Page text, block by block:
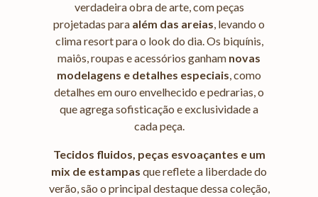
verdadeira obra de arte, com peças
projetadas para além das areias , levando o
clima resort para o look do dia. Os biquínis,
maiôs, roupas e acessórios ganham novas
modelagens e detalhes especiais , como
detalhes em ouro envelhecido e pedrarias, o
que agrega sofisticação e exclusividade a
cada peça.
Tecidos fluidos, peças esvoaçantes e um
mix de estampas que reflete a liberdade do
verão, são o principal destaque dessa coleção,